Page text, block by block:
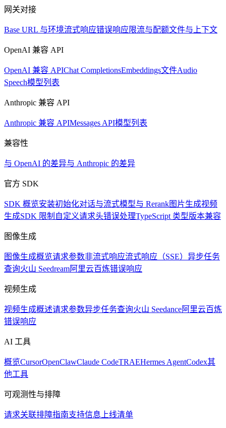
网关对接
Base URL 与环境流式响应错误响应 限流与配额文件与上下文
OpenAI 兼容 API
OpenAI 兼容 APIChat CompletionsEmbeddings文件Audio
Speech模型列表
Anthropic 兼容 API
Anthropic 兼容 APIMessages API模型列表
兼容性
与 OpenAI 的差异与 Anthropic 的差异
官方 SDK
SDK 概览安装初始化对话与流式模型与 Rerank图片生成视频
生成SDK 限制 自定义请求头错误处理TypeScript 类型版本兼容
图像生成
图像生成概览请求参数非流式响应流式响应（SSE） 异步任务
查询火山 Seedream阿里云百炼错误响应
视频生成
视频生成概述请求参数异步任务查询火山 Seedance阿里云百炼
错误响应
AI 工具
概览CursorOpenClawClaude CodeTRAEHermes AgentCodex其
他工具
可观测性与排障
请求关联排障指南支持信息 上线清单